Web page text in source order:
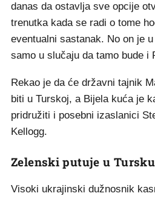
danas da ostavlja sve opcije
trenutka kada se radi o tome
eventualni sastanak. No on je
samo u slučaju da tamo bude i
Rekao je da će državni tajnik
biti u Turskoj, a Bijela kuća je
pridružiti i posebni izaslanici
Kellogg.
Zelenski putuje u Tursku
Visoki ukrajinski dužnosnik